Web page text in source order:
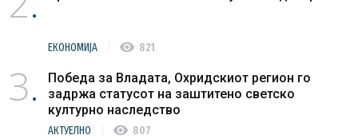
ЕКОНОМИЈА visibility 821
3
Победа за Владата, Охридскиот регион го
задржа статусот на заштитено светско
културно наследство
АКТУЕЛНО visibility 807